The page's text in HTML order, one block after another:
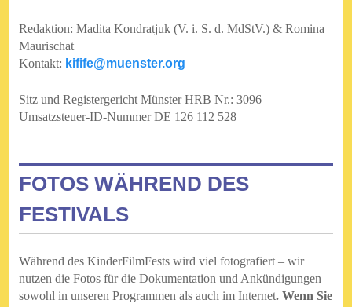
Redaktion: Madita Kondratjuk (V. i. S. d. MdStV.) & Romina
Maurischat
Kontakt: kifife@muenster.org
Sitz und Registergericht Münster HRB Nr.: 3096
Umsatzsteuer-ID-Nummer DE 126 112 528
FOTOS WÄHREND DES
FESTIVALS
Während des KinderFilmFests wird viel fotografiert – wir
nutzen die Fotos für die Dokumentation und Ankündigungen
sowohl in unseren Programmen als auch im Internet. Wenn Sie